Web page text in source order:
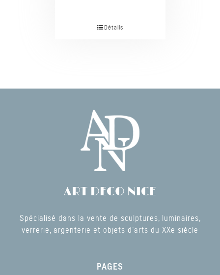
Détails
ART DECO NICE
Spécialisé dans la vente de sculptures, luminaires,
verrerie, argenterie et objets d’arts du XXe siècle
PAGES